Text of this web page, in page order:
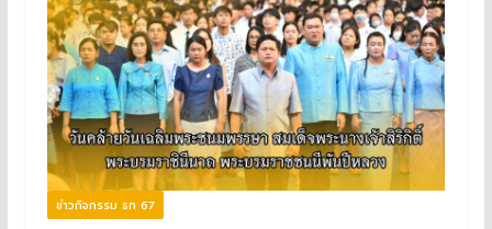
ข่าวกิจกรรม ธท 67